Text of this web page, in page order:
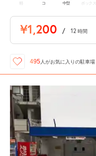
軽 コ 中型 ボックス
¥1,200 / 12 時間
495 人がお気に入りの駐車場